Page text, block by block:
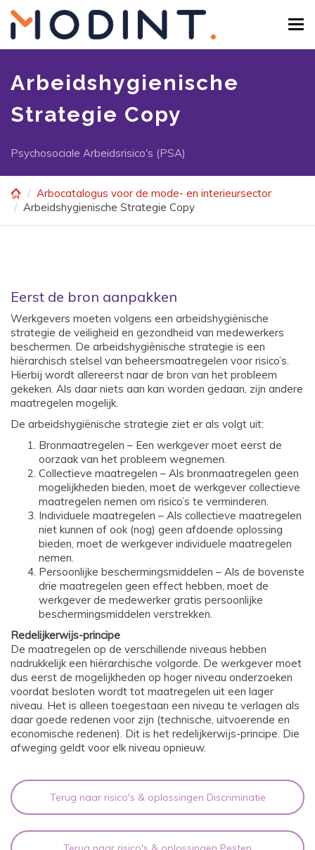
main
content
Arbeidshygienische
Strategie Copy
Psychosociale Arbeidsrisico's (PSA)
Arbocatalogus voor de mode- en interieursector
Arbeidshygienische Strategie Copy
Eerst de bron aanpakken
Werkgevers moeten volgens een arbeidshygiënische
strategie de veiligheid en gezondheid van medewerkers
beschermen. De arbeidshygiënische strategie is een
hiërarchisch stelsel van beheersmaatregelen voor risico’s.
Hierbij wordt allereerst naar de bron van het probleem
gekeken. Als daar niets aan kan worden gedaan, zijn andere
maatregelen mogelijk.
De arbeidshygiënische strategie ziet er als volgt uit:
Bronmaatregelen – Een werkgever moet eerst de
oorzaak van het probleem wegnemen.
Collectieve maatregelen – Als bronmaatregelen geen
mogelijkheden bieden, moet de werkgever collectieve
maatregelen nemen om risico’s te verminderen.
Individuele maatregelen – Als collectieve maatregelen
niet kunnen of ook (nog) geen afdoende oplossing
bieden, moet de werkgever individuele maatregelen
nemen.
Persoonlijke beschermingsmiddelen – Als de bovenste
drie maatregelen geen effect hebben, moet de
werkgever de medewerker gratis persoonlijke
beschermingsmiddelen verstrekken.
Redelijkerwijs-principe
De maatregelen op de verschillende niveaus hebben
nadrukkelijk een hiërarchische volgorde. De werkgever moet
dus eerst de mogelijkheden op hoger niveau onderzoeken
voordat besloten wordt tot maatregelen uit een lager
niveau. Het is alleen toegestaan een niveau te verlagen als
daar goede redenen voor zijn (technische, uitvoerende en
economische redenen). Dit is het redelijkerwijs-principe. Die
afweging geldt voor elk niveau opnieuw.
Terug naar risico's & oplossingen Discriminatie